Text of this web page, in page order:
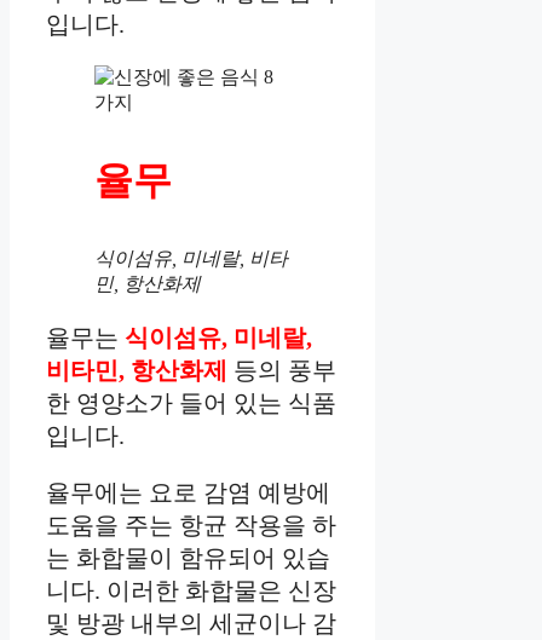
입니다.
율무
식이섬유, 미네랄, 비타
민, 항산화제
율무는 식이섬유, 미네랄,
비타민, 항산화제 등의 풍부
한 영양소가 들어 있는 식품
입니다.
율무에는 요로 감염 예방에
도움을 주는 항균 작용을 하
는 화합물이 함유되어 있습
니다. 이러한 화합물은 신장
및 방광 내부의 세균이나 감